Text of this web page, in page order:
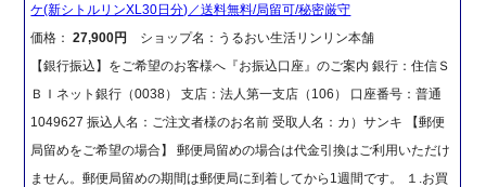
ケ(新シトルリンXL30日分)／送料無料/局留可/秘密厳守
価格：27,900円
ショップ名：うるおい生活リンリン本舗
【銀行振込】をご希望のお客様へ『お振込口座』のご案内 銀行：住信Ｓ
ＢＩネット銀行（0038） 支店：法人第一支店（106） 口座番号：普通
1049627 振込人名：ご注文者様のお名前 受取人名：カ）サンキ 【郵便
局留めをご希望の場合】 郵便局留めの場合は代金引換はご利用いただけ
ません。郵便局留めの期間は郵便局に到着してから1週間です。 １.お買